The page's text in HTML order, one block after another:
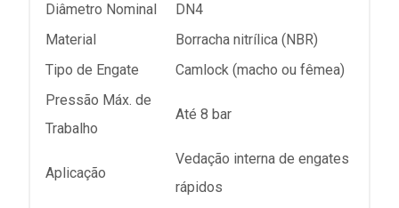
Diâmetro Nominal
DN4
Material
Borracha nitrílica (NBR)
Tipo de Engate
Camlock (macho ou fêmea)
Pressão Máx. de
Trabalho
Até 8 bar
Aplicação
Vedação interna de engates
rápidos